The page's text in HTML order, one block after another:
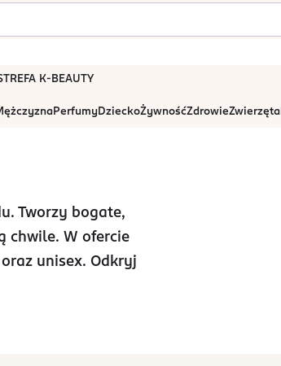
K-BEAUTY
PerfumyDzieckoŻywnośćZdrowieZwierzęta
Tworzy bogate,
chwile. W ofercie
unisex. Odkryj